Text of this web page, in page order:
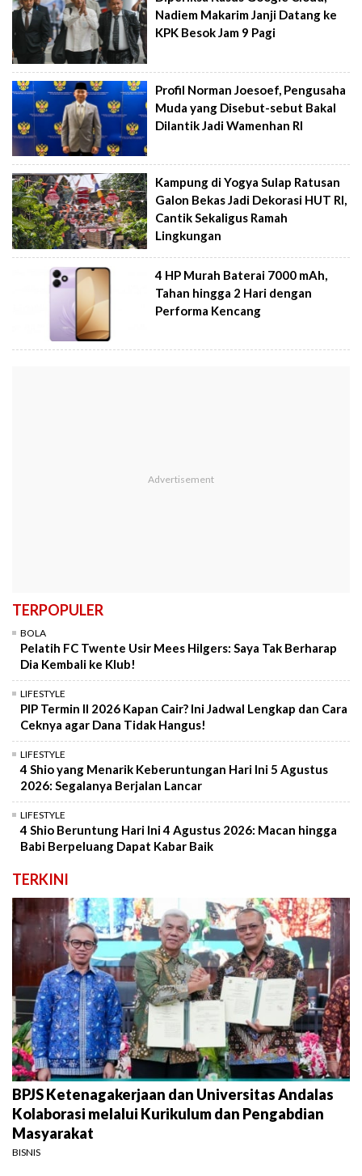
Nadiem Makarim Janji Datang ke
KPK Besok Jam 9 Pagi
Profil Norman Joesoef, Pengusaha
Muda yang Disebut-sebut Bakal
Dilantik Jadi Wamenhan RI
Kampung di Yogya Sulap Ratusan
Galon Bekas Jadi Dekorasi HUT RI,
Cantik Sekaligus Ramah
Lingkungan
4 HP Murah Baterai 7000 mAh,
Tahan hingga 2 Hari dengan
Performa Kencang
TERPOPULER
BOLA
Pelatih FC Twente Usir Mees Hilgers: Saya Tak Berharap
Dia Kembali ke Klub!
LIFESTYLE
PIP Termin II 2026 Kapan Cair? Ini Jadwal Lengkap dan Cara
Ceknya agar Dana Tidak Hangus!
LIFESTYLE
4 Shio yang Menarik Keberuntungan Hari Ini 5 Agustus
2026: Segalanya Berjalan Lancar
LIFESTYLE
4 Shio Beruntung Hari Ini 4 Agustus 2026: Macan hingga
Babi Berpeluang Dapat Kabar Baik
TERKINI
BPJS Ketenagakerjaan dan Universitas Andalas
Kolaborasi melalui Kurikulum dan Pengabdian
Masyarakat
BISNIS